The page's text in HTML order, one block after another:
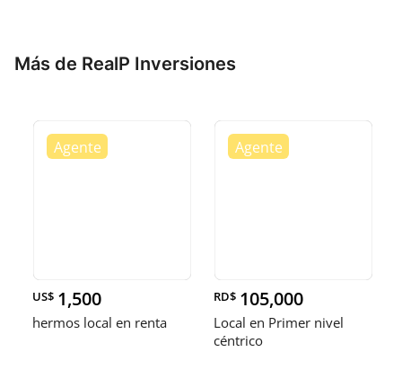
Más de RealP Inversiones
US$ 1,500
hermos local en renta
RD$ 105,000
Local en Primer nivel
céntrico